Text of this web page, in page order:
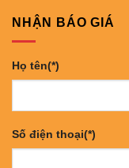
NHẬN BÁO GIÁ
Họ tên(*)
Số điện thoại(*)